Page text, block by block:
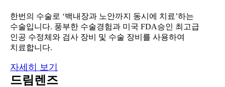
한번의 수술로 ‘백내장과 노안까지 동시에 치료’하는
수술입니다. 풍부한 수술경험과 미국 FDA승인 최고급
인공 수정체와 검사 장비 및 수술 장비를 사용하여
치료합니다.
자세히 보기
드림렌즈